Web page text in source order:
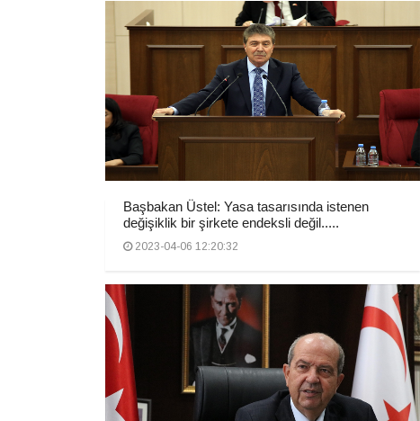
Başbakan Üstel: Yasa tasarısında istenen
değişiklik bir şirkete endeksli değil.....
2023-04-06 12:20:32